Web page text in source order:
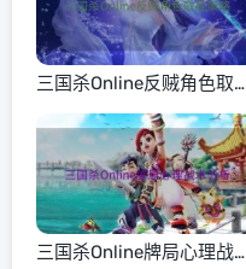
三国杀Online反贼角色取胜
三国杀Online牌局心理战术